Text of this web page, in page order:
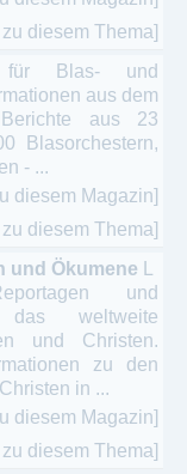
zu diesem Thema]
für Blas- und
aus dem
aus 23
Blasorchestern,
- ...
diesem Magazin]
zu diesem Thema]
und Ökumene
und
das weltweite
und Christen.
zu den
in ...
diesem Magazin]
zu diesem Thema]